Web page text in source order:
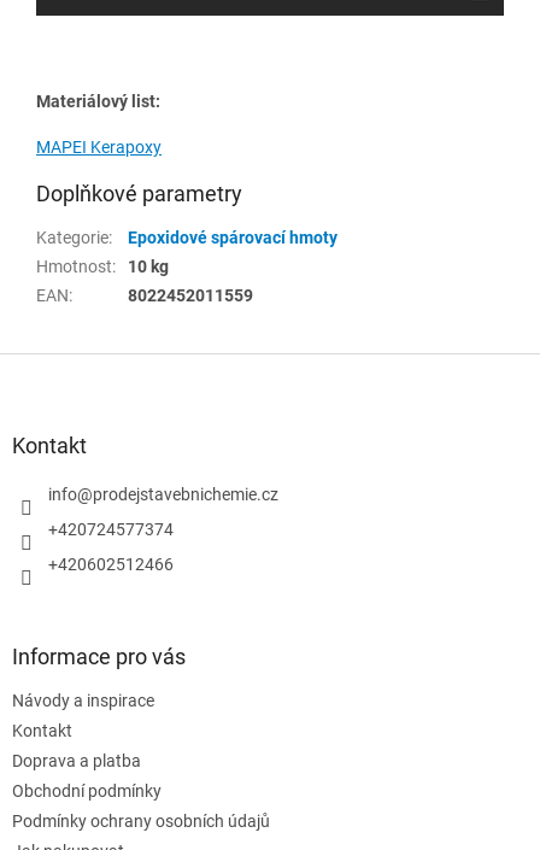
Materiálový list:
MAPEI Kerapoxy
Doplňkové parametry
Kategorie:
Epoxidové spárovací hmoty
Hmotnost:
10 kg
EAN: 8022452011559
Kontakt
info@prodejstavebnichemie.cz
+420724577374
+420602512466
Informace pro vás
Návody a inspirace
Kontakt
Doprava a platba
Obchodní podmínky
Podmínky ochrany osobních údajů